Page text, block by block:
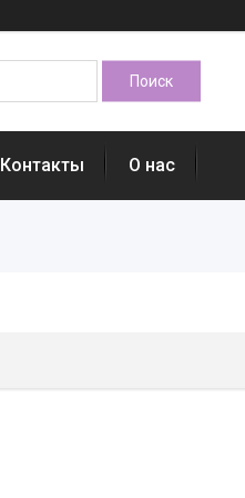
Контакты О нас